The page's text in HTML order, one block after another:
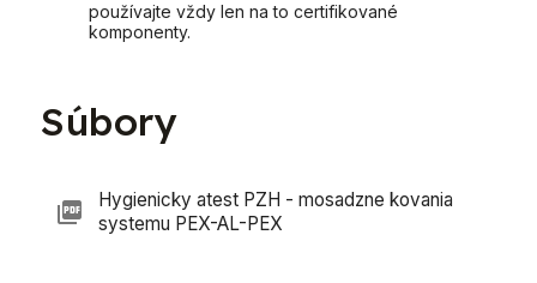
používajte vždy len na to certifikované
komponenty.
Súbory
Hygienicky atest PZH - mosadzne kovania
systemu PEX-AL-PEX